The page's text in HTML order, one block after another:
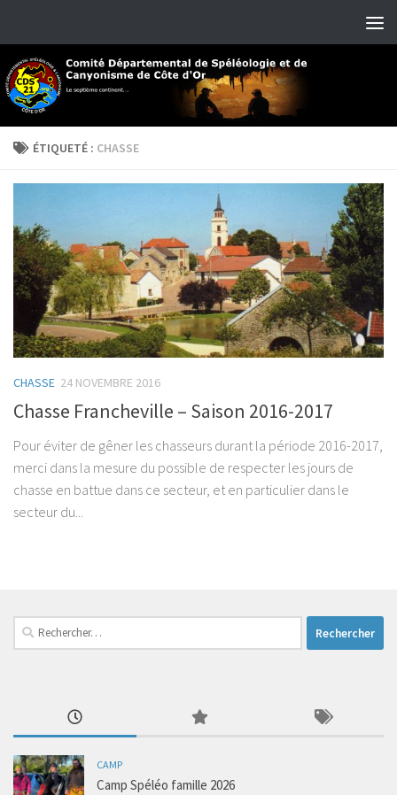
ÉTIQUETÉ : CHASSE
CHASSE 24 NOVEMBRE 2016
Chasse Francheville – Saison 2016-2017
Pour éviter de gêner les chasseurs durant la période 2016-2017,
merci dans la mesure du possible de respecter les jours de
chasse en battue dans ce secteur, et en particulier dans le
secteur du...
Rechercher :
CAMP
Camp Spéléo famille 2026